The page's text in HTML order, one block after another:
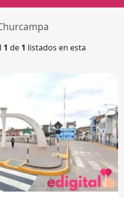
1 de 1 listados en esta